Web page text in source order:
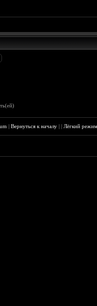
|Вернуться к началу ||Лёгкий